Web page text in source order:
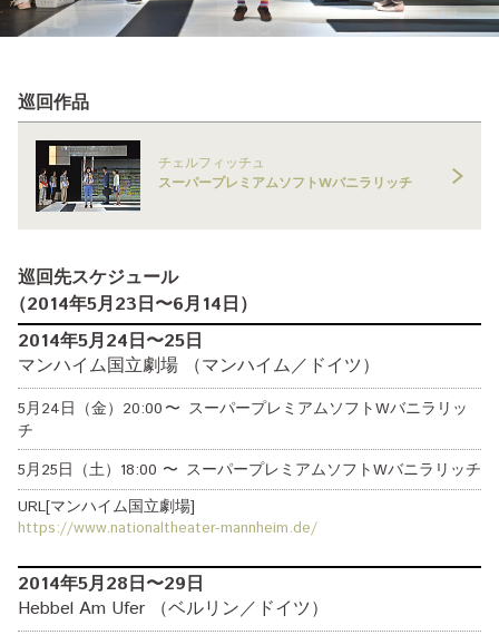
巡回作品
チェルフィッチュ
スーパープレミアムソフトWバニラリッチ
巡回先スケジュール
（2014年5月23日〜6月14日）
2014年5月24日〜25日
マンハイム国立劇場 （マンハイム／ドイツ）
5月24日（金） 20:00 〜 スーパープレミアムソフトWバニラリッ
チ
5月25日（土） 18:00 〜 スーパープレミアムソフトWバニラリッチ
URL[マンハイム国立劇場]
https://www.nationaltheater-mannheim.de/
2014年5月28日〜29日
Hebbel Am Ufer （ベルリン／ドイツ）